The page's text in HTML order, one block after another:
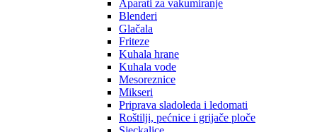
Aparati za vakumiranje
Blenderi
Glačala
Friteze
Kuhala hrane
Kuhala vode
Mesoreznice
Mikseri
Priprava sladoleda i ledomati
Roštilji, pećnice i grijače ploče